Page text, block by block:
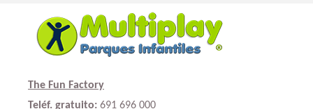
The Fun Factory
Teléf. gratuito: 691 696 000